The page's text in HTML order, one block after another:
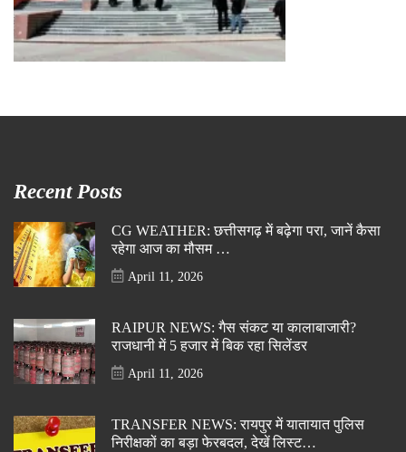
Recent Posts
CG WEATHER: छत्तीसगढ़ में बढ़ेगा परा, जानें कैसा
रहेगा आज का मौसम …
April 11, 2026
RAIPUR NEWS: गैस संकट या कालाबाजारी?
राजधानी में 5 हजार में बिक रहा सिलेंडर
April 11, 2026
TRANSFER NEWS: रायपुर में यातायात पुलिस
निरीक्षकों का बड़ा फेरबदल, देखें लिस्ट…